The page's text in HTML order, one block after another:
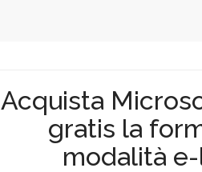
Acquista
gratis la
modalità